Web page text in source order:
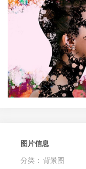
图片信息
分类： 背景图